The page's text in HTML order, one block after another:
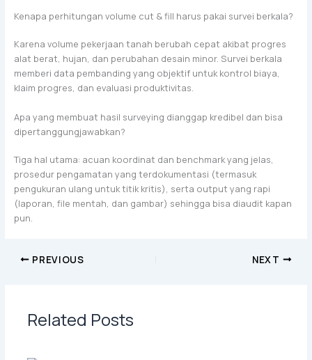
Kenapa perhitungan volume cut & fill harus pakai survei berkala?
Karena volume pekerjaan tanah berubah cepat akibat progres
alat berat, hujan, dan perubahan desain minor. Survei berkala
memberi data pembanding yang objektif untuk kontrol biaya,
klaim progres, dan evaluasi produktivitas.
Apa yang membuat hasil surveying dianggap kredibel dan bisa
dipertanggungjawabkan?
Tiga hal utama: acuan koordinat dan benchmark yang jelas,
prosedur pengamatan yang terdokumentasi (termasuk
pengukuran ulang untuk titik kritis), serta output yang rapi
(laporan, file mentah, dan gambar) sehingga bisa diaudit kapan
pun.
PREVIOUS NEXT
Related Posts